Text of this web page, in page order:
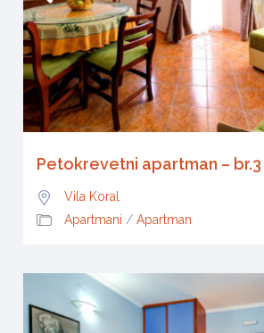
Petokrevetni apartman – br.3
Vila Koral
Apartmani / Apartman